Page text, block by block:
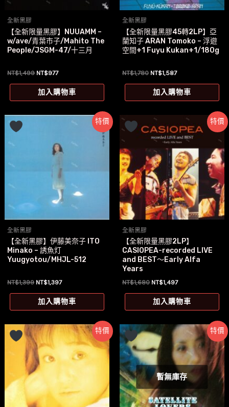
全新黑膠
【全新限量黑膠】NUUAMM –
w/ave/青葉市子/Mahito The
People/JSGM-47/十三月
NT$1,499 原
價
格：
NT$977目
價
格：
加入購物車
全新黑膠
【全新限量黑膠45轉2LP】亞
蘭知子 ARAN Tomoko – 浮遊
空間+1 Fuyu Kukan+1/180g
NT$1,780 原
價
格：
NT$1,587目
價
格：
加入購物車
特價
全新黑膠
【全新黑膠】伊藤美奈子 ITO
Minako – 誘魚灯
Yuugyotou/MHJL-512
NT$1,399 原
價
格：
NT$1,397目
價
格：
加入購物車
特價
全新黑膠
【全新限量黑膠2LP】
CASIOPEA-recorded LIVE
and BEST～Early Alfa
Years
NT$1,680 原
價
格：
NT$1,497目
價
格：
加入購物車
特價 特價
暫無庫存